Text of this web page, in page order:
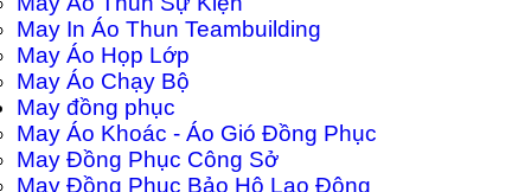
May In Áo Thun Teambuilding
May Áo Họp Lớp
May Áo Chạy Bộ
May đồng phục
May Áo Khoác - Áo Gió Đồng Phục
May Đồng Phục Công Sở
May Đồng Phục Bảo Hộ Lao Động